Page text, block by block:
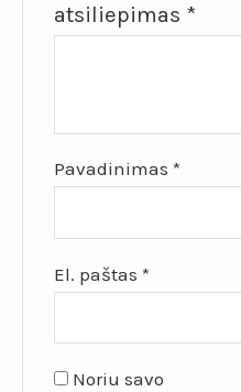
atsiliepimas *
Pavadinimas*
El. paštas*
Noriu savo